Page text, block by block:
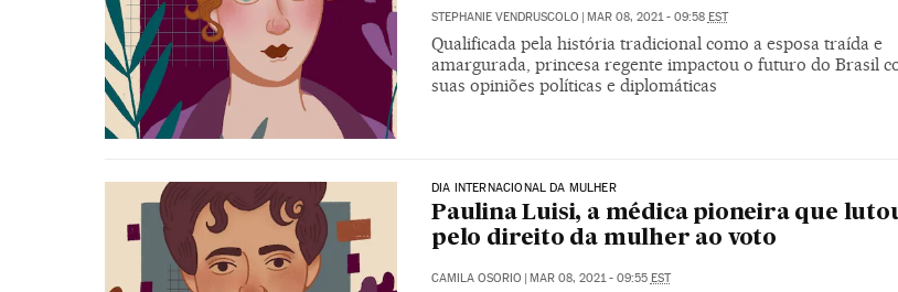
STEPHANIE VENDRUSCOLO MAR 08, 2021 - 09:58 EST
Qualificada pela história tradicional como a esposa traída e
amargurada, princesa regente impactou o futuro do Brasil
suas opiniões políticas e diplomáticas
DIA INTERNACIONAL DA MULHER
Paulina Luisi, a médica pioneira que
pelo direito da mulher ao voto
CAMILA OSORIO | MAR 08, 2021 - 09:55 EST